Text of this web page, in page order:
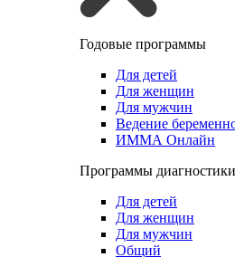
Годовые программы
Для детей
Для женщин
Для мужчин
Ведение
ИММА Онлайн
Программы
Для детей
Для женщин
Для мужчин
Общий